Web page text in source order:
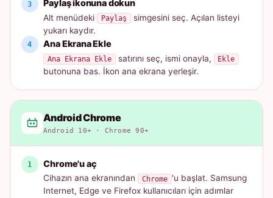
Paylaş ikonuna dokun
Alt menüdeki Paylaş
simgesini seç. Açılan listeyi
yukarı kaydır.
Ana Ekrana Ekle
Ana Ekrana Ekle satırını seç, ismi onayla, Ekle
butonuna bas. İkon ana ekrana yerleşir.
Android Chrome
Android 10+ · Chrome 90+
Chrome'u aç
Cihazın ana ekranından Chrome 'u başlat. Samsung
Internet, Edge ve Firefox kullanıcıları için adımlar